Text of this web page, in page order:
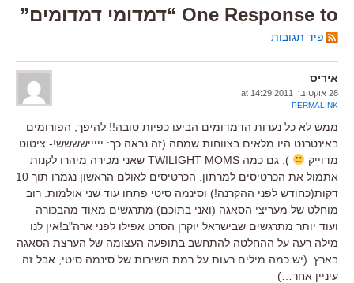
One Response to “דמדומי דמדומים”
פיד תגובות
איריס
28 אוקטובר 2011 at 14:29
PERMALINK
ממש לא כל נערות הדמדומים הביעו כפיות טובה!! להיפך, הפורומים
באינטרנט היו מלאים בצווחות שמחה (זה נראה כך: ייייישששש!- ציטוט
מדוייק
). גם כמה TWILIGHT MOMS שאני מכירה מיהרו לקנות
אתמול את הכרטיסים למרתון. הכרטיסים לאולם הראשון נגמרו תוך 10
דקות(כחודש לפני ההקרנה!) וסינמה סיטי פתחו עוד שני אולמות. רוב
מוחלט של מעריצי הסאגה (ואני בתוכם) מתרגשים מאוד מהבכורה
ועוד יותר מתרגשים שבישראל יוקרן הסרט אפילו לפני ארה"ב!אין לנו
מילה רעה על ההחלטה להתחשב בתופעה העצומה של הערצת הסאגה
בארץ. (יש כמה מילים רעות על רמת השירות של סינמה סיטי, אבל זה
עיניין אחר…)